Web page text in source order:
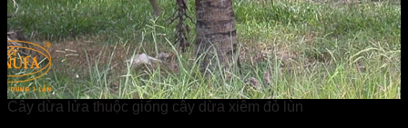
Cây dừa lửa thuộc giống cây dừa xiêm đỏ lùn